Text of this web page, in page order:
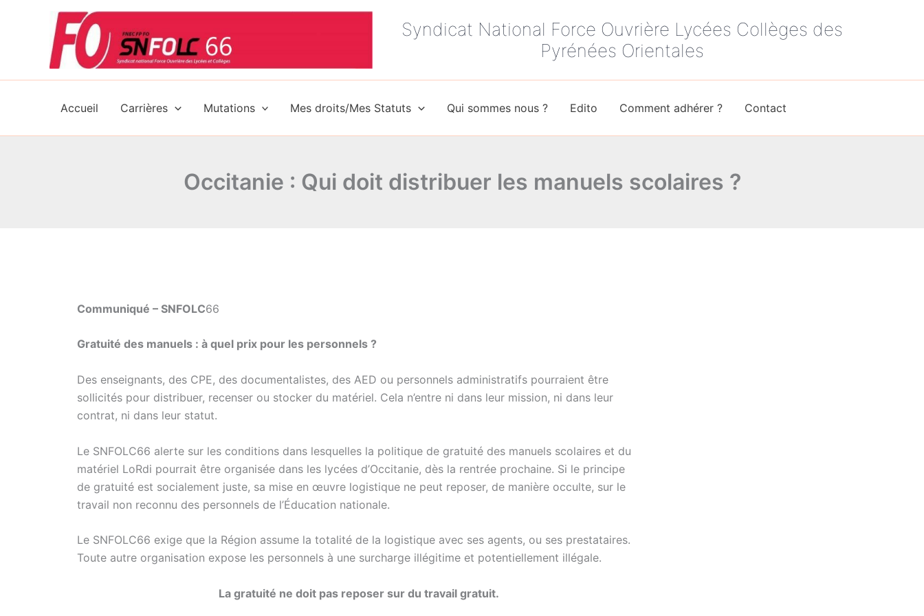
Syndicat National Force Ouvrière Lycées Collèges des
Pyrénées Orientales
Accueil Carrières Mutations Mes droits/Mes Statuts Qui sommes nous ? Edito Comment adhérer ? Contact
Occitanie : Qui doit distribuer les manuels scolaires ?
Communiqué – SNFOLC66
Gratuité des manuels : à quel prix pour les personnels ?
Des enseignants, des CPE, des documentalistes, des AED ou personnels administratifs pourraient être
sollicités pour distribuer, recenser ou stocker du matériel. Cela n’entre ni dans leur mission, ni dans leur
contrat, ni dans leur statut.
Le SNFOLC66 alerte sur les conditions dans lesquelles la politique de gratuité des manuels scolaires et du
matériel LoRdi pourrait être organisée dans les lycées d’Occitanie, dès la rentrée prochaine. Si le principe
de gratuité est socialement juste, sa mise en œuvre logistique ne peut reposer, de manière occulte, sur le
travail non reconnu des personnels de l’Éducation nationale.
Le SNFOLC66 exige que la Région assume la totalité de la logistique avec ses agents, ou ses prestataires.
Toute autre organisation expose les personnels à une surcharge illégitime et potentiellement illégale.
La gratuité ne doit pas reposer sur du travail gratuit.